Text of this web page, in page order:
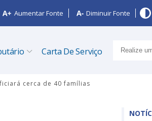
Aumentar Fonte Diminuir Fonte
Carta De Serviço
cerca de 40 famílias